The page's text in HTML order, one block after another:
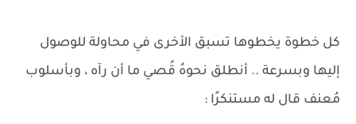
كل خطوة يخطوها تسبق الأخرى في محاولة للوصول
إليها وبسرعة .. أنطلق نحوهُ قُصي ما أن رآه ، وبأسلوب
مُعنف قال له مستنكرًا :